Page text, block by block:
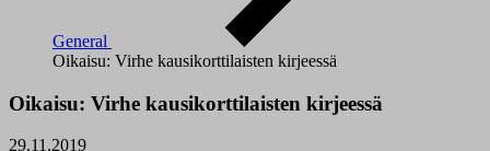
General
Oikaisu: Virhe kausikorttilaisten kirjeessä
Oikaisu: Virhe kausikorttilaisten kirjeessä
29.11.2019